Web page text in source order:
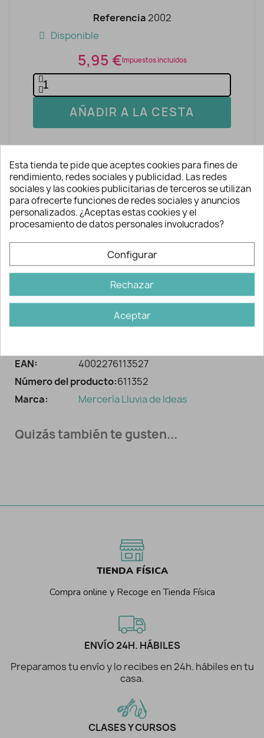
Referencia 2002
Disponible
5,95 €Impuestos incluidos
AÑADIR A LA CESTA
Descripción y detalles
Canillas metálicas para máquinas de
Información adicional
EAN:
4002276113527
Número del producto:611352
Marca:
Mercería Lluvia de Ideas
Quizás también te gusten...
TIENDA FÍSICA
Compra online y Recoge en Tienda Física
ENVÍO 24H. HÁBILES
Preparamos tu envío y lo recibes en 24h. hábiles en tu
casa.
CLASES Y CURSOS
Esta tienda te pide que aceptes cookies para fines de
rendimiento, redes sociales y publicidad. Las redes
sociales y las cookies publicitarias de terceros se utilizan
para ofrecerte funciones de redes sociales y anuncios
personalizados. ¿Aceptas estas cookies y el
procesamiento de datos personales involucrados?
Configurar
Rechazar
Aceptar